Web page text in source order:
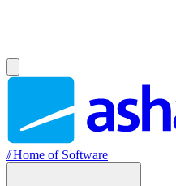
//Home of Software